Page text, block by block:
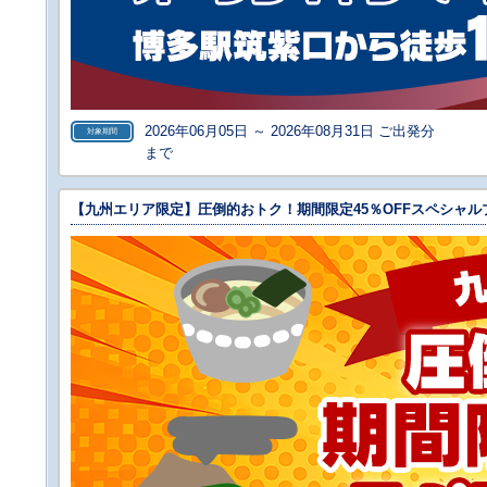
対象期間
2026年06月05日 ～ 2026年08月31日 ご出発分
まで
【九州エリア限定】圧倒的おトク！期間限定45％OFFスペシャ